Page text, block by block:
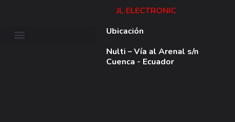
JL ELECTRONIC
Ubicación
Nulti – Vía al Arenal s/n
Cuenca - Ecuador